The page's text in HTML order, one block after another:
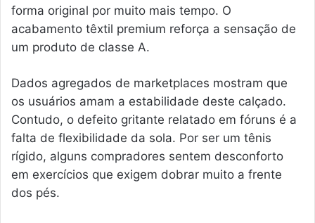
forma original por muito mais tempo. O
acabamento têxtil premium reforça a sensação de
um produto de classe A.
Dados agregados de marketplaces mostram que
os usuários amam a estabilidade deste calçado.
Contudo, o defeito gritante relatado em fóruns é a
falta de flexibilidade da sola. Por ser um tênis
rígido, alguns compradores sentem desconforto
em exercícios que exigem dobrar muito a frente
dos pés.